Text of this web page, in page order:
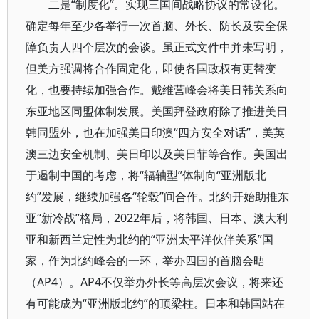
二是“制度化”。实现三国间战略协议的常设化。
确定每年至少各举行一次首脑、外长、防长及安全保
障负责人四个层次的会谈。虽正式文件中并未写明，
但美方强调将合作固定化，即使各国政权有更替变
化，也要持续加强合作。戴维营峰会将美日韩关系向
东亚地区同盟体制发展。美国拜登政府除了推进美日
韩同盟外，也在加强美日印澳“四方安全对话”，美英
澳三边安全机制、美日印以及美日菲等合作。美国出
于遏制中国的考虑，将“辐轴型”体制向“亚洲版北
约”发展，继续加强各“轮毂”间合作。北约开始助推东
亚“新冷战”格局，2022年后，将韩国、日本、澳大利
亚和新西兰定性为北约的“亚洲太平洋伙伴关系”国
家，作为北约峰会的一环，举办四国的首脑会晤
（AP4）。AP4不仅举办外长等高层次会议，将来还
有可能成为“亚洲版北约”的顶梁柱。日本和韩国站在